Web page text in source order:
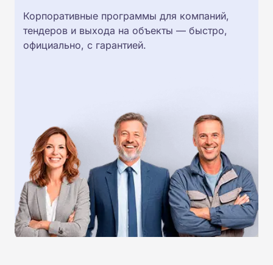
Корпоративные программы для компаний,
тендеров и выхода на объекты — быстро,
официально, с гарантией.